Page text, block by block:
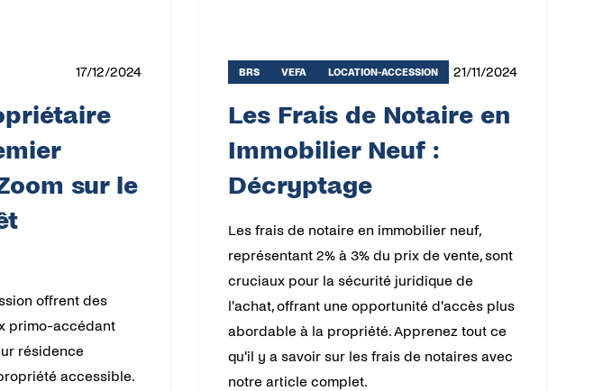
17/12/2024
sur le
offrent des
primo-accédant
résidence
accessible.
BRS VEFA LOCATION-ACCESSION 21/11/2024
Les Frais de Notaire en
Immobilier Neuf :
Décryptage
Les frais de notaire en immobilier neuf,
représentant 2% à 3% du prix de vente, sont
cruciaux pour la sécurité juridique de
l'achat, offrant une opportunité d'accès plus
abordable à la propriété. Apprenez tout ce
qu'il y a savoir sur les frais de notaires avec
notre article complet.